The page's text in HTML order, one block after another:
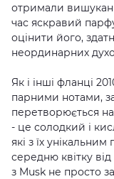
отримали
час яскравий
оцінити його,
неординарних
Як і інші фланці
парними нотами,
перетворюється
- це солодкий і
які з їх
середню квітку
з Musk не просто